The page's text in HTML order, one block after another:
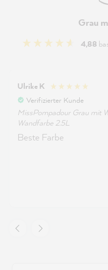
Grau
4,88
Ulrike K
Verifizierter Kunde
MissPompadour Grau mit
Wandfarbe 2.5L
Beste Farbe